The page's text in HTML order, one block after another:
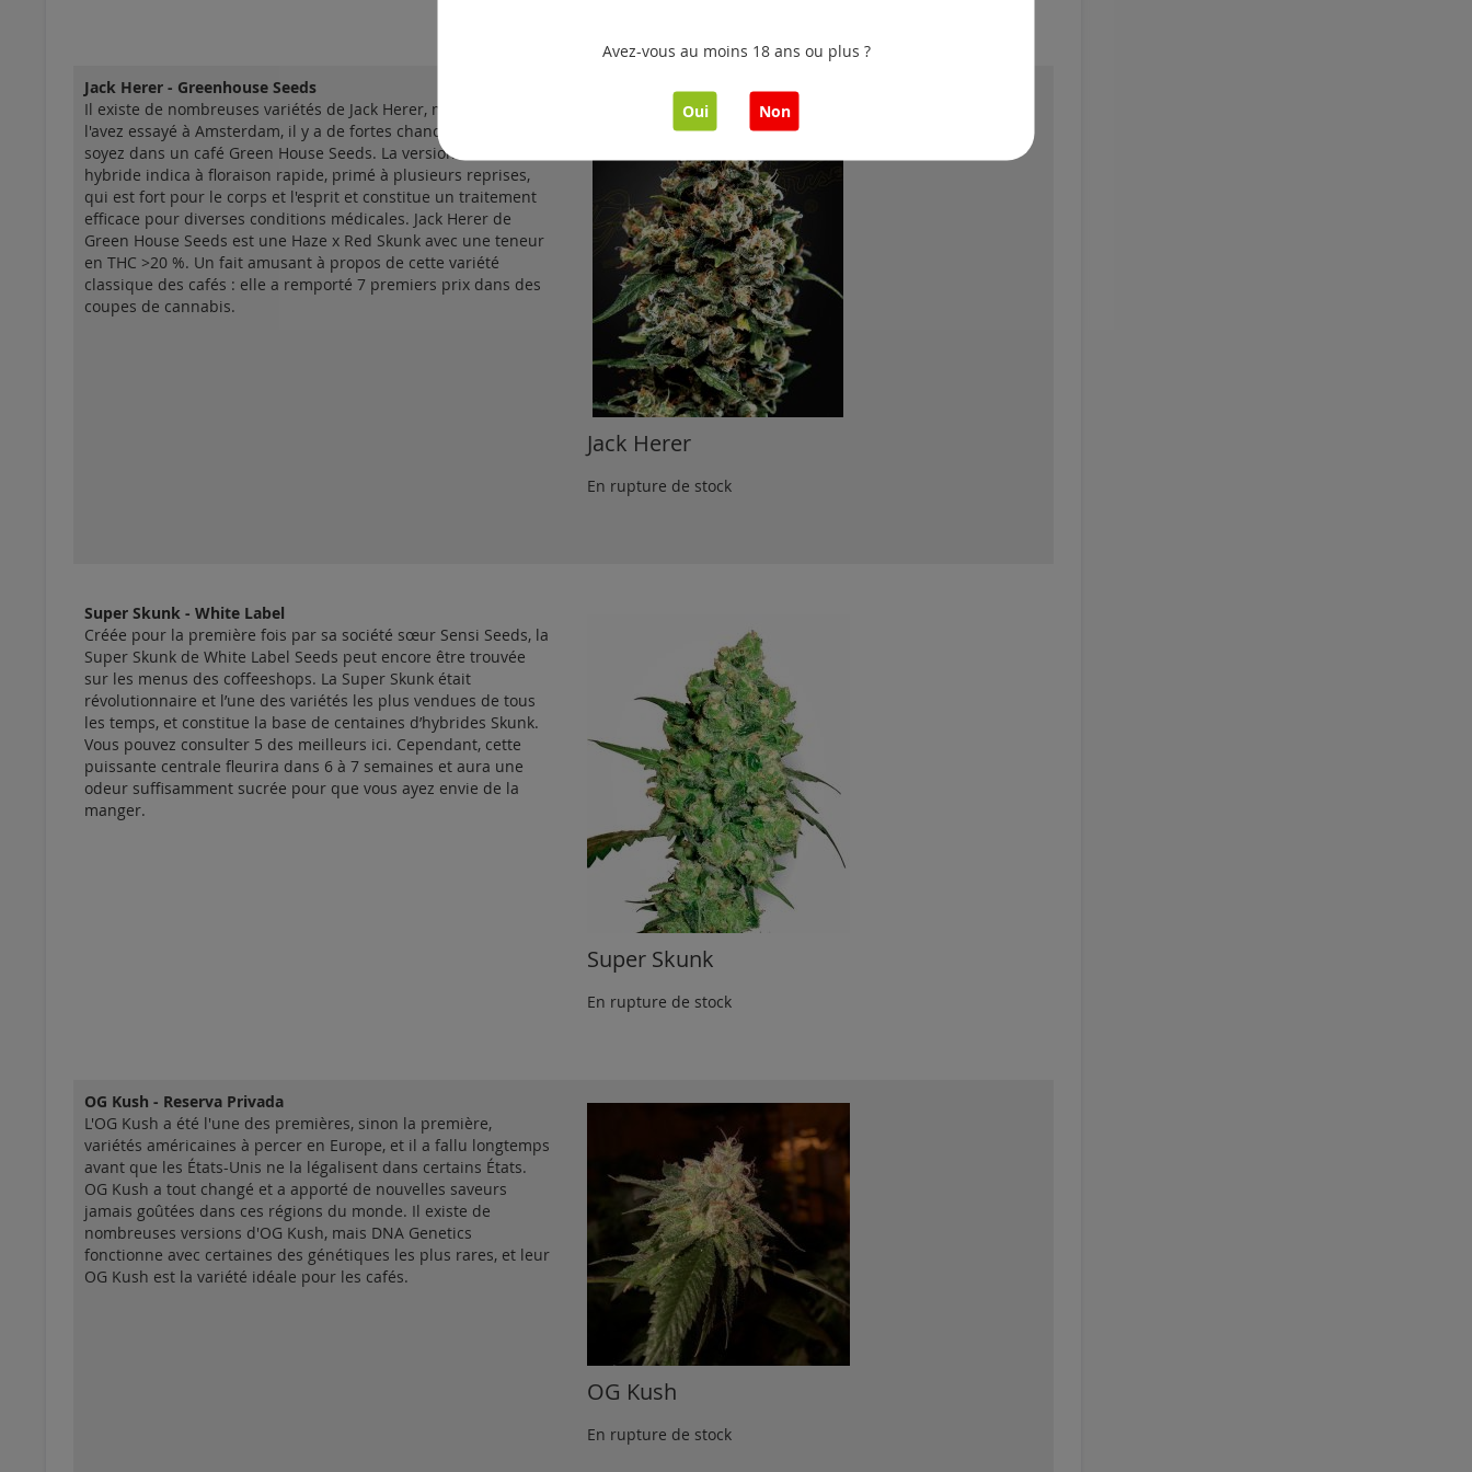
Jack Herer - Greenhouse Seeds
Il existe de nombreuses variétés de Jack Herer, mais si vous
l'avez essayé à Amsterdam, il y a de fortes chances que vous
soyez dans un café Green House Seeds. La version GHS est un
hybride indica à floraison rapide, primé à plusieurs reprises,
qui est fort pour le corps et l'esprit et constitue un traitement
efficace pour diverses conditions médicales. Jack Herer de
Green House Seeds est une Haze x Red Skunk avec une teneur
en THC >20 %. Un fait amusant à propos de cette variété
classique des cafés : elle a remporté 7 premiers prix dans des
coupes de cannabis.
Jack Herer
En rupture de stock
Super Skunk - White Label
Créée pour la première fois par sa société sœur Sensi Seeds, la
Super Skunk de White Label Seeds peut encore être trouvée
sur les menus des coffeeshops. La Super Skunk était
révolutionnaire et l’une des variétés les plus vendues de tous
les temps, et constitue la base de centaines d’hybrides Skunk.
Vous pouvez consulter 5 des meilleurs ici. Cependant, cette
puissante centrale fleurira dans 6 à 7 semaines et aura une
odeur suffisamment sucrée pour que vous ayez envie de la
manger.
Super Skunk
En rupture de stock
OG Kush - Reserva Privada
L'OG Kush a été l'une des premières, sinon la première,
variétés américaines à percer en Europe, et il a fallu longtemps
avant que les États-Unis ne la légalisent dans certains États.
OG Kush a tout changé et a apporté de nouvelles saveurs
jamais goûtées dans ces régions du monde. Il existe de
nombreuses versions d'OG Kush, mais DNA Genetics
fonctionne avec certaines des génétiques les plus rares, et leur
OG Kush est la variété idéale pour les cafés.
OG Kush
En rupture de stock
Avez-vous au moins 18 ans ou plus ?
Oui Non